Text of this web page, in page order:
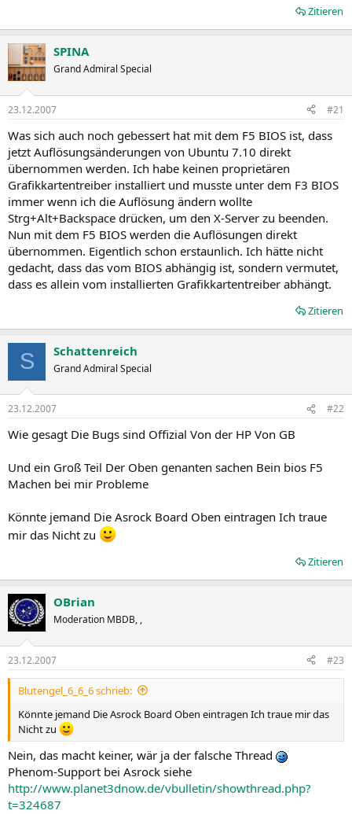
Zitieren
SPINA
Grand Admiral Special
23.12.2007 #21
Was sich auch noch gebessert hat mit dem F5 BIOS ist, dass
jetzt Auflösungsänderungen von Ubuntu 7.10 direkt
übernommen werden. Ich habe keinen proprietären
Grafikkartentreiber installiert und musste unter dem F3 BIOS
immer wenn ich die Auflösung ändern wollte
Strg+Alt+Backspace drücken, um den X-Server zu beenden.
Nun mit dem F5 BIOS werden die Auflösungen direkt
übernommen. Eigentlich schon erstaunlich. Ich hätte nicht
gedacht, dass das vom BIOS abhängig ist, sondern vermutet,
dass es allein vom installierten Grafikkartentreiber abhängt.
Zitieren
S Schattenreich
Grand Admiral Special
23.12.2007 #22
Wie gesagt Die Bugs sind Offizial Von der HP Von GB
Und ein Groß Teil Der Oben genanten sachen Bein bios F5
Machen bei mir Probleme
Könnte jemand Die Asrock Board Oben eintragen Ich traue
mir das Nicht zu
Zitieren
OBrian
Moderation MBDB, ,
23.12.2007 #23
Blutengel_6_6_6 schrieb:
Könnte jemand Die Asrock Board Oben eintragen Ich traue mir das
Nicht zu
Nein, das macht keiner, wär ja der falsche Thread
Phenom-Support bei Asrock siehe
http://www.planet3dnow.de/vbulletin/showthread.php?
t=324687